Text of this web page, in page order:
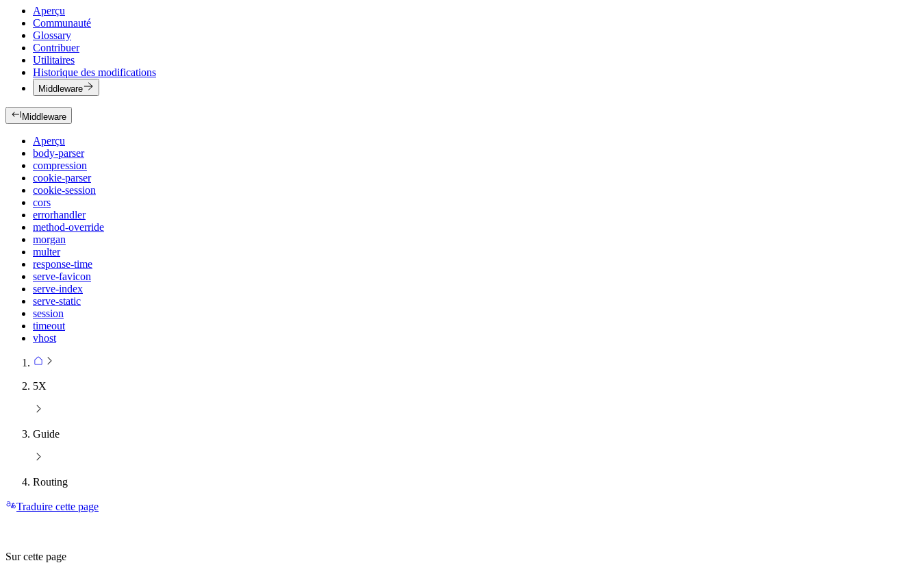
Aperçu
Communauté
Glossary
Contribuer
Utilitaires
Historique des modifications
Middleware
Middleware
Aperçu
body-parser
compression
cookie-parser
cookie-session
cors
errorhandler
method-override
morgan
multer
response-time
serve-favicon
serve-index
serve-static
session
timeout
vhost
5X
Guide
Routing
Traduire cette page
Sur cette page